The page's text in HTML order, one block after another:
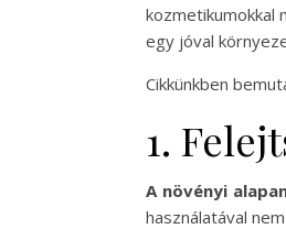
kozmetikumokkal
egy jóval
Cikkünkben
1.
A növényi
használatával